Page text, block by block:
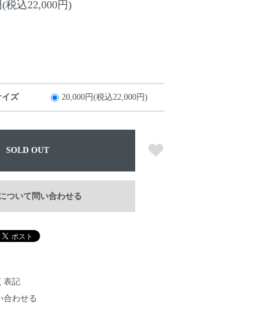
(税込22,000円)
イズ 20,000円(税込22,000円)
SOLD OUT
ついて問い合わせる
表記
合わせる